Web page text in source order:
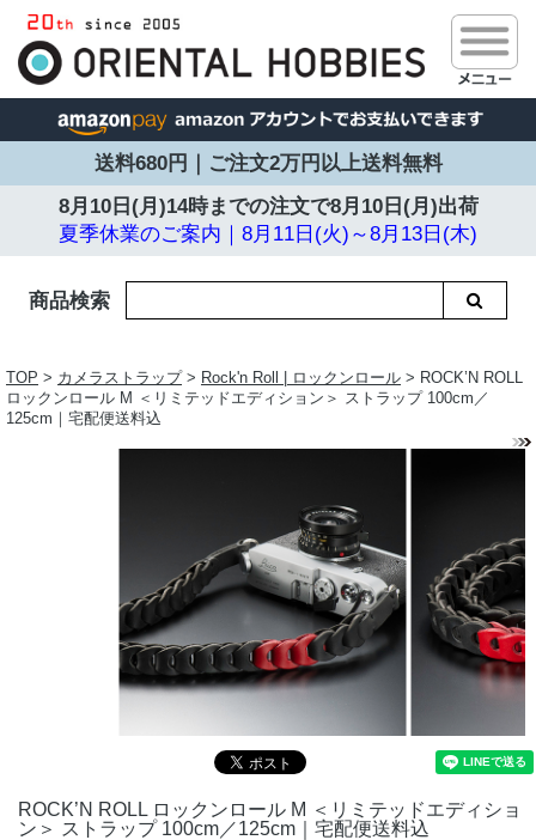
送料680円｜ご注文2万円以上送料無料
8月10日(月)14時までの注文で8月10日(月)出荷
夏季休業のご案内｜8月11日(火)～8月13日(木)
商品検索
TOP > カメラストラップ> Rock'n Roll | ロックンロール > ROCK’N ROLL
ロックンロール M ＜リミテッドエディション＞ ストラップ 100cm／
125cm｜宅配便送料込
ROCK’N ROLL ロックンロール M ＜リミテッドエディショ
ン＞ ストラップ 100cm／125cm｜宅配便送料込